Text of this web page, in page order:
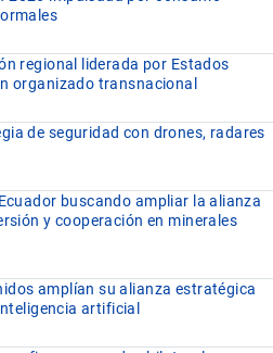
regional liderada por Estados
organizado transnacional
de seguridad con drones, radares
buscando ampliar la alianza
y cooperación en minerales
amplían su alianza estratégica
artificial